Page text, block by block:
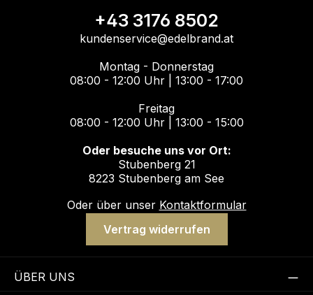
+43 3176 8502
kundenservice@edelbrand.at
Montag - Donnerstag
08:00 - 12:00 Uhr | 13:00 - 17:00
Freitag
08:00 - 12:00 Uhr | 13:00 - 15:00
Oder besuche uns vor Ort:
Stubenberg 21
8223 Stubenberg am See
Oder über unser Kontaktformular
Vertrag widerrufen
ÜBER UNS